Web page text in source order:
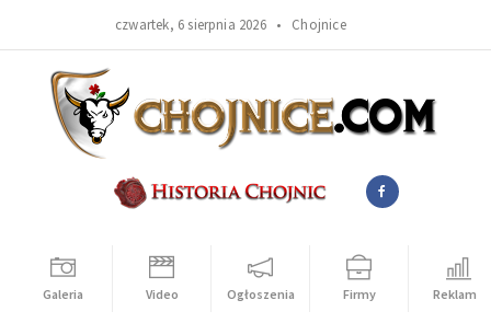
czwartek, 6 sierpnia 2026 • Chojnice
Galeria Video Ogłoszenia Firmy Reklama